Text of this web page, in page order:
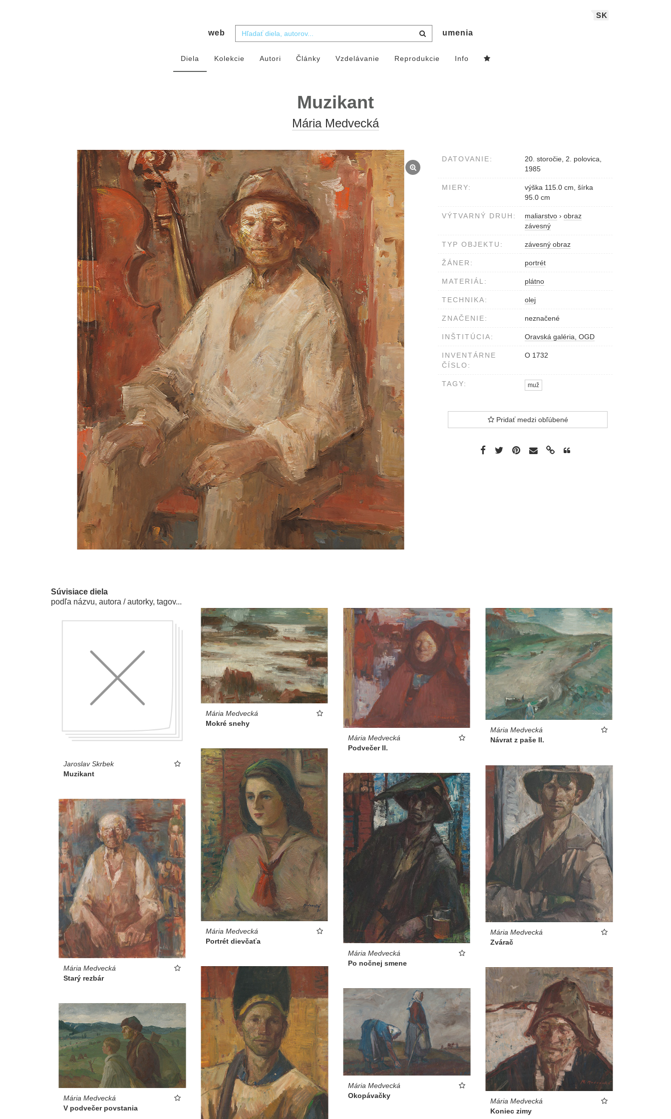
SK
web umenia
Diela Kolekcie Autori Články Vzdelávanie Reprodukcie Info
Muzikant
Mária Medvecká
DATOVANIE:
20. storočie, 2. polovica,
1985
MIERY:
výška 115.0 cm, šírka
95.0 cm
VÝTVARNÝ DRUH: maliarstvo › obraz
závesný
TYP OBJEKTU: závesný obraz
ŽÁNER: portrét
MATERIÁL: plátno
TECHNIKA: olej
ZNAČENIE: neznačené
INŠTITÚCIA: Oravská galéria, OGD
INVENTÁRNE
ČÍSLO:
O 1732
TAGY: muž
Pridať medzi obľúbené
Súvisiace diela
podľa názvu, autora / autorky, tagov...
Jaroslav Skrbek
Muzikant
Mária Medvecká
Mokré snehy
Mária Medvecká
Podvečer II.
Mária Medvecká
Návrat z paše II.
Mária Medvecká
Portrét dievčaťa
Mária Medvecká
Zvárač
Mária Medvecká
Po nočnej smene
Mária Medvecká
Starý rezbár
Mária Medvecká
Koniec zimy
Mária Medvecká
Okopávačky
Mária Medvecká
V podvečer povstania